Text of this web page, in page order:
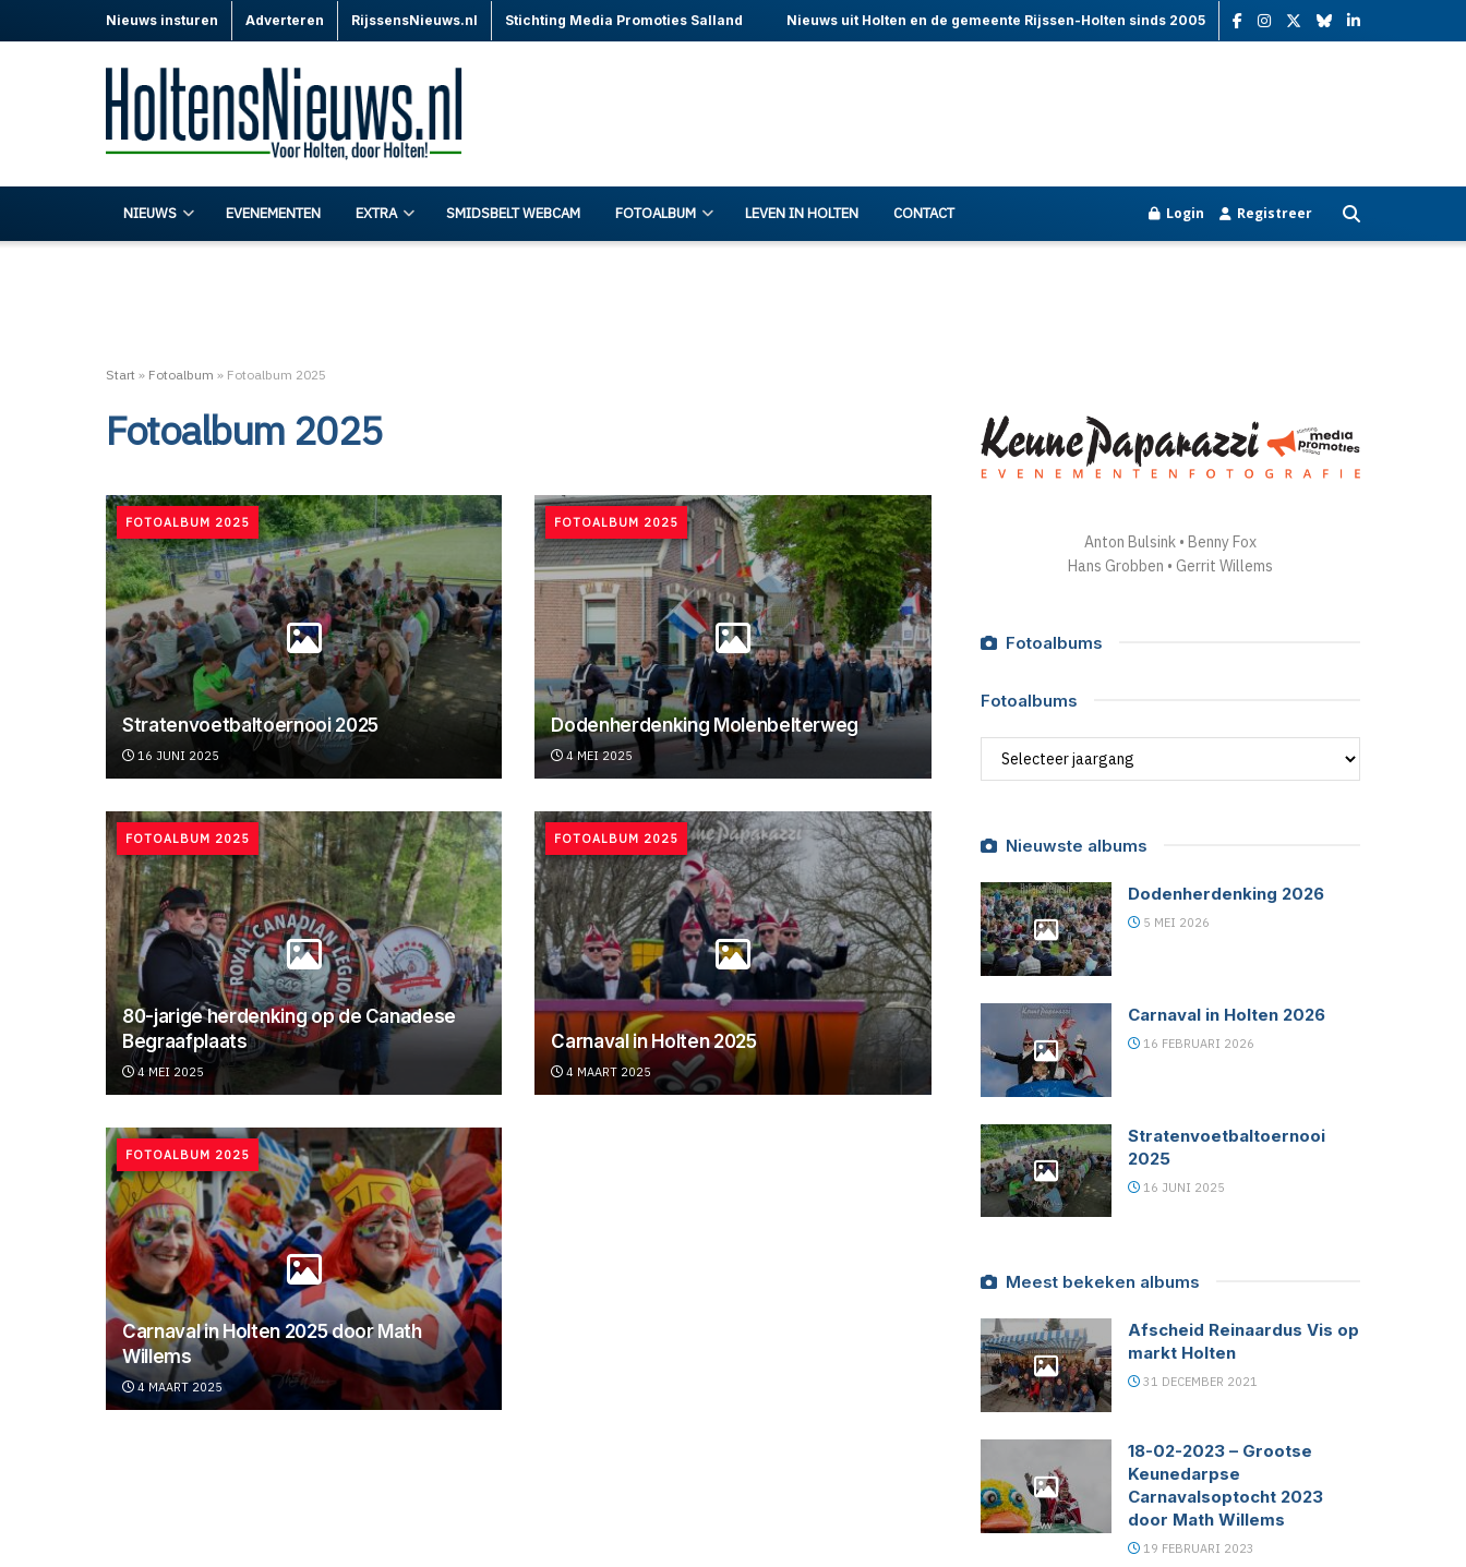
Nieuws insturen Adverteren RijssensNieuws.nl Stichting Media Promoties Salland Nieuws uit Holten en de gemeente Rijssen-Holten sinds 2005
NIEUWS EVENEMENTEN EXTRA SMIDSBELT WEBCAM FOTOALBUM LEVEN IN HOLTEN CONTACT Login Registreer
Start » Fotoalbum » Fotoalbum 2025
Fotoalbum 2025
FOTOALBUM 2025
Stratenvoetbaltoernooi 2025
16 JUNI 2025
FOTOALBUM 2025
Dodenherdenking Molenbelterweg
4 MEI 2025
FOTOALBUM 2025
80-jarige herdenking op de Canadese
Begraafplaats
4 MEI 2025
FOTOALBUM 2025
Carnaval in Holten 2025
4 MAART 2025
FOTOALBUM 2025
Carnaval in Holten 2025 door Math
Willems
4 MAART 2025
Anton Bulsink • Benny Fox
Hans Grobben • Gerrit Willems
Fotoalbums
Fotoalbums
Fotoalbums
Nieuwste albums
Dodenherdenking 2026
5 MEI 2026
Carnaval in Holten 2026
16 FEBRUARI 2026
Stratenvoetbaltoernooi
2025
16 JUNI 2025
Meest bekeken albums
Afscheid Reinaardus Vis op
markt Holten
31 DECEMBER 2021
18-02-2023 – Grootse
Keunedarpse
Carnavalsoptocht 2023
door Math Willems
19 FEBRUARI 2023